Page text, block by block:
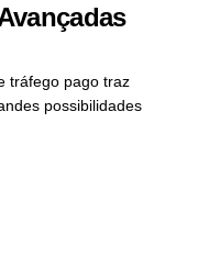
tráfego pago traz
possibilidades